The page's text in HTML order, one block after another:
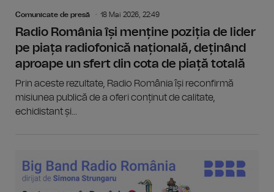
Comunicate de presă 18 Mai 2026, 22:49
Radio România își menține poziția de lider
pe piața radiofonică națională, deținând
aproape un sfert din cota de piață totală
Prin aceste rezultate, Radio România își reconfirmă
misiunea publică de a oferi conținut de calitate,
echidistant și...